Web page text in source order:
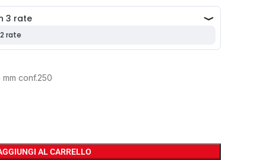
conf.250
AL CARRELLO